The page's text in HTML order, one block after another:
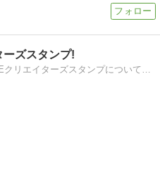
ズスタンプ!
勝手な思い込みで、売れるLINEクリエイターズスタンプについて考えます。